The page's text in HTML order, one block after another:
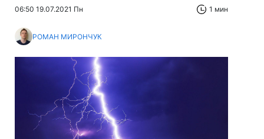
06:50 19.07.2021 Пн 1 мин
РОМАН МИРОНЧУК